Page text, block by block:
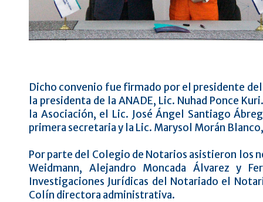
Dicho convenio fue firmado por el presidente
la presidenta de la ANADE, Lic. Nuhad Ponce
la Asociación, el Lic. José Ángel Santiago
primera secretaria y la Lic. Marysol Morán
Por parte del Colegio de Notarios asistieron los
Weidmann, Alejandro Moncada Álvarez y
Investigaciones Jurídicas del Notariado el
Colín directora administrativa.